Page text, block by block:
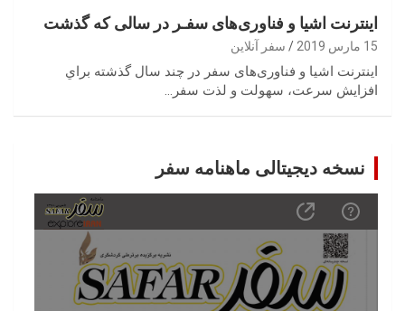
اینترنت اشیا و فناوری‌های سفـر در سالی که گذشت
15 مارس 2019 سفر آنلاین
‬افزايش‭ ‬سرعت،‭ ‬سهولت‭ ‬و‭ ‬لذت‭ ‬سفر‭…
نسخه دیجیتالی ماهنامه سفر